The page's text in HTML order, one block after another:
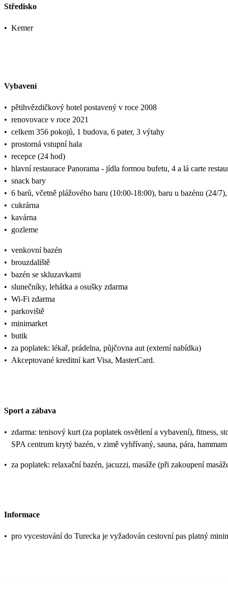
Středisko
• Kemer
Vybavení
• pětihvězdičkový hotel postavený v roce 2008
• renovovace v roce 2021
• celkem 356 pokojů, 1 budova, 6 pater, 3 výtahy
• prostorná vstupní hala
• recepce (24 hod)
• hlavní restaurace Panorama - jídla formou bufetu, 4 a lá carte
• snack bary
• 6 barů, včetně plážového baru (10:00-18:00), baru u bazénu (24/
• cukrárna
• kavárna
• gozleme
• venkovní bazén
• brouzdaliště
• bazén se skluzavkami
• slunečníky, lehátka a osušky zdarma
• Wi-Fi zdarma
• parkoviště
• minimarket
• butik
• za poplatek: lékař, prádelna, půjčovna aut (externí nabídka)
• Akceptované kreditní kart Visa, MasterCard.
Sport a zábava
• zdarma: tenisový kurt (za poplatek osvětlení a vybavení), fitness,
SPA centrum krytý bazén, v zimě vyhřívaný, sauna, pára, hammam
• za poplatek: relaxační bazén, jacuzzi, masáže (při zakoupení
Informace
• pro vycestování do Turecka je vyžadován cestovní pas platný